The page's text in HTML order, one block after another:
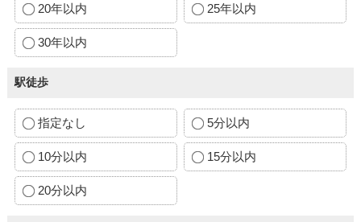
20年以内 25年以内
30年以内
駅徒歩
指定なし 5分以内
10分以内 15分以内
20分以内